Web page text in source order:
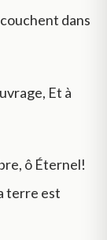
dans
Et à
ô Éternel!
terre est